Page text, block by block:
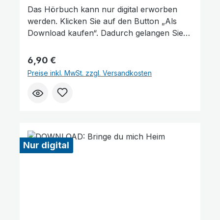
Das Hörbuch kann nur digital erworben
werden. Klicken Sie auf den Button „Als
Download kaufen“. Dadurch gelangen Sie
Friedensstimme. Dort finden Sie das
Hörbuch und können es kaufen. Wie
gefällt Ihnen unser Produkt? ★★★★★
Geben Sie eine Bewertung ab und helfen
Regulärer Preis:
6,90 €
Preise inkl. MwSt. zzgl. Versandkosten
Nur digital